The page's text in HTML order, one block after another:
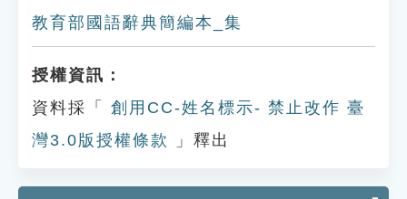
教育部國語辭典簡編本_集
授權資訊：
資料採「
創用CC-姓名標示- 禁止改作 臺
灣3.0版授權條款
」釋出